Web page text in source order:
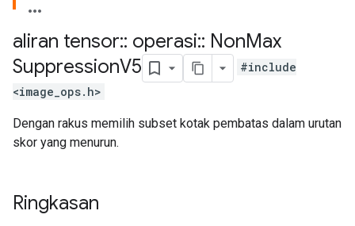
aliran tensor:: operasi:: NonMax
SuppressionV5
#include
<image_ops.h>
Dengan rakus memilih subset kotak pembatas dalam urutan
skor yang menurun.
Ringkasan